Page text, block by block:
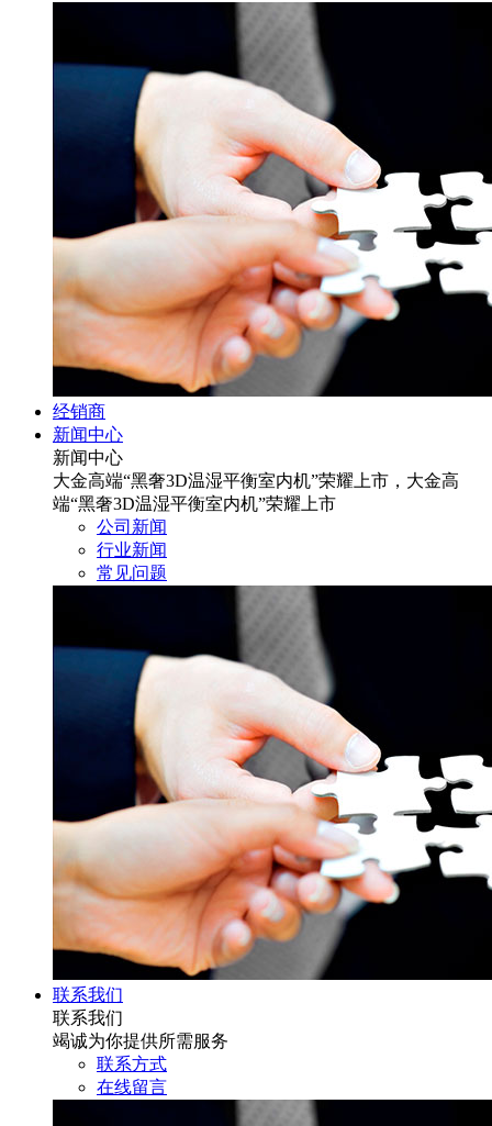
经销商
新闻中心
新闻中心
大金高端“黑奢3D温湿平衡室内机”荣耀上市，大金高
端“黑奢3D温湿平衡室内机”荣耀上市
公司新闻
行业新闻
常见问题
联系我们
联系我们
竭诚为你提供所需服务
联系方式
在线留言